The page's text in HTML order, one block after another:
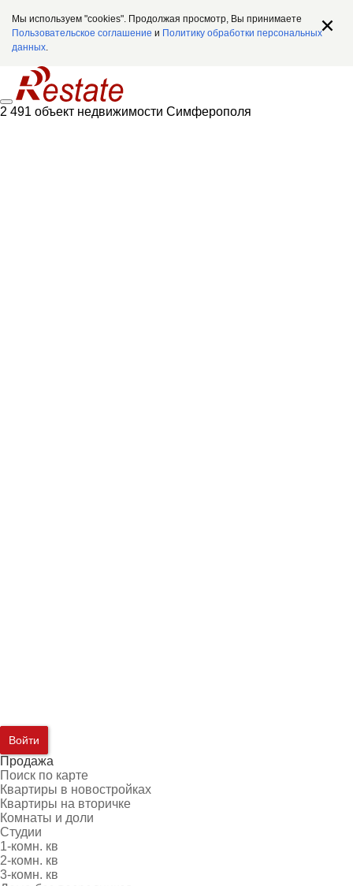
Мы используем "cookies". Продолжая просмотр, Вы принимаете
Пользовательское соглашение и Политику обработки персональных
данных.
2 491 объект недвижимости Симферополя
Войти
Продажа
Поиск по карте
Квартиры в новостройках
Квартиры на вторичке
Комнаты и доли
Студии
1-комн. кв
2-комн. кв
3-комн. кв